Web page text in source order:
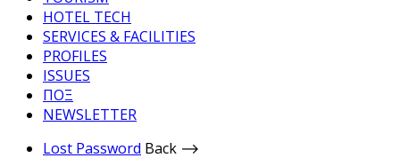
HOTEL TECH
SERVICES & FACILITIES
PROFILES
ISSUES
ΠΟΞ
NEWSLETTER
Lost Password Back ⟶